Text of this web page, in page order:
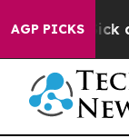
AGP PICKS
Sick and